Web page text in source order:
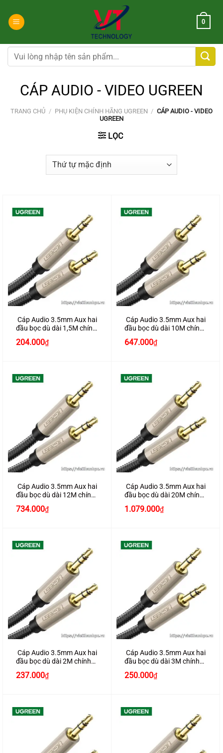
đến
dung
0
Tìm
kiếm:
CÁP AUDIO - VIDEO UGREEN
TRANG CHỦ / PHỤ KIỆN CHÍNH HÃNG UGREEN / CÁP AUDIO - VIDEO
UGREEN
LỌC
Cáp Audio 3.5mm Aux hai
đầu bọc dù dài 1,5M chính
204.000₫
Cáp Audio 3.5mm Aux hai
đầu bọc dù dài 10M chính
647.000₫
Cáp Audio 3.5mm Aux hai
đầu bọc dù dài 12M chính
734.000₫
Cáp Audio 3.5mm Aux hai
đầu bọc dù dài 20M chính
1.079.000₫
Cáp Audio 3.5mm Aux hai
đầu bọc dù dài 2M chính
hãng Ugreen 40781
237.000₫
Cáp Audio 3.5mm Aux hai
đầu bọc dù dài 3M chính
hãng Ugreen 40782
250.000₫